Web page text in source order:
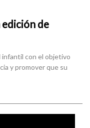
de
con el objetivo
y promover que su